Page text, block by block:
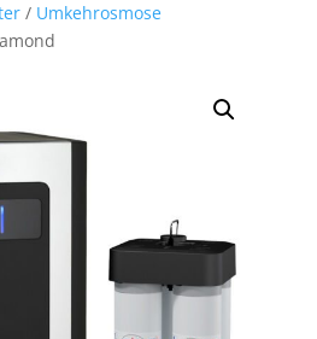
/ Umkehrosmose